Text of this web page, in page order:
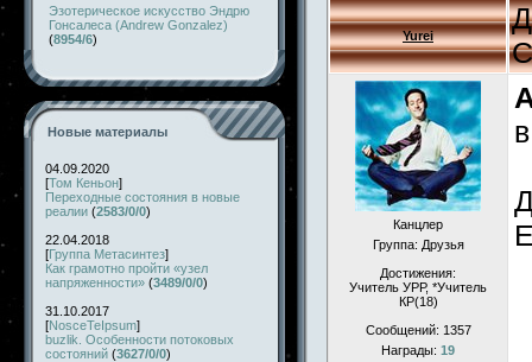
Эзотерическое искусство Эндрю
Гонсалеса (Andrew Gonzalez)
(8954/6)
Новые материалы
04.09.2020
[Том Кеньон]
Переходные состояния в новые
реалии (2583/0/0)
22.04.2018
[Группа Метасинтез]
Как грамотно пройти «узел
напряженности» (3489/0/0)
31.10.2017
[NosceTeIpsum]
buzlik. Особенности потоковых
состояний (3627/0/0)
Yurei
Канцлер
Группа: Друзья
Достижения:
Учитель УРР, *Учитель
КР(18)
Сообщений: 1357
Награды: 19